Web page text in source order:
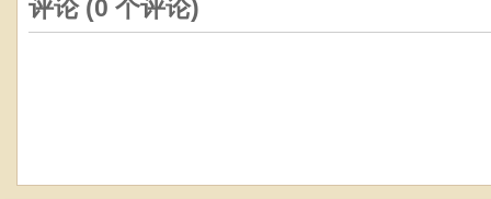
评论 (0 个评论)